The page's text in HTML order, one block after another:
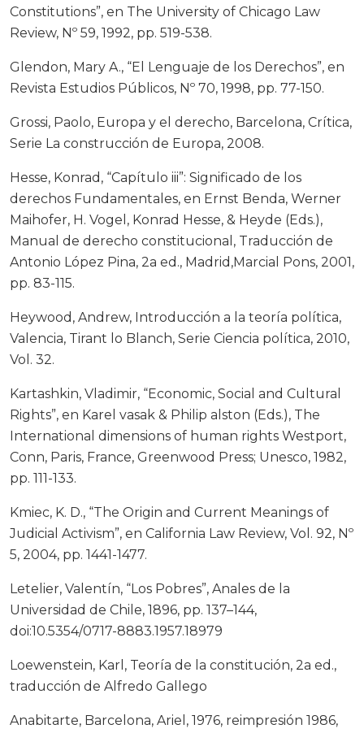
Constitutions”, en The University of Chicago Law
Review, Nº 59, 1992, pp. 519-538.
Glendon, Mary A., “El Lenguaje de los Derechos”, en
Revista Estudios Públicos, Nº 70, 1998, pp. 77-150.
Grossi, Paolo, Europa y el derecho, Barcelona, Crítica,
Serie La construcción de Europa, 2008.
Hesse, Konrad, “Capítulo iii”: Significado de los
derechos Fundamentales, en Ernst Benda, Werner
Maihofer, H. Vogel, Konrad Hesse, & Heyde (Eds.),
Manual de derecho constitucional, Traducción de
Antonio López Pina, 2a ed., Madrid,Marcial Pons, 2001,
pp. 83-115.
Heywood, Andrew, Introducción a la teoría política,
Valencia, Tirant lo Blanch, Serie Ciencia política, 2010,
Vol. 32.
Kartashkin, Vladimir, “Economic, Social and Cultural
Rights”, en Karel vasak & Philip alston (Eds.), The
International dimensions of human rights Westport,
Conn, Paris, France, Greenwood Press; Unesco, 1982,
pp. 111-133.
Kmiec, K. D., “The Origin and Current Meanings of
Judicial Activism”, en California Law Review, Vol. 92, Nº
5, 2004, pp. 1441-1477.
Letelier, Valentín, “Los Pobres”, Anales de la
Universidad de Chile, 1896, pp. 137–144,
doi:10.5354/0717-8883.1957.18979
Loewenstein, Karl, Teoría de la constitución, 2a ed.,
traducción de Alfredo Gallego
Anabitarte, Barcelona, Ariel, 1976, reimpresión 1986,